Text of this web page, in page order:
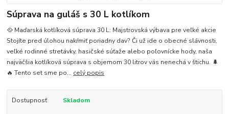
Súprava na guláš s 30 L kotlíkom
🥘 Maďarská kotlíková súprava 30 L: Majstrovská výbava pre veľké akcie
Stojíte pred úlohou nakŕmiť poriadny dav? Či už ide o obecné slávnosti,
veľké rodinné stretávky, hasičské súťaže alebo poľovnícke hody, naša
najväčšia kotlíková súprava s objemom 30 litrov vás nenechá v štichu. 🌲
🔥 Tento set sme po... celý popis
Dostupnosť Skladom